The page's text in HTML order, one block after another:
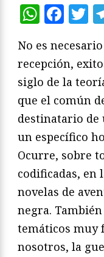
No es
recepción,
siglo de la
que el común
destinatario de
un específico
Ocurre, sobre
codificadas, en
novelas de
negra.
temáticos muy
nosotros, la